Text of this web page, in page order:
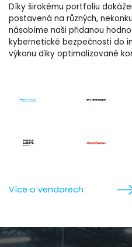
Díky širokému portfoliu
postavená na různých,
násobíme naši přidanou
kybernetické bezpečnosti do
výkonu díky optimalizované
Více o vendorech